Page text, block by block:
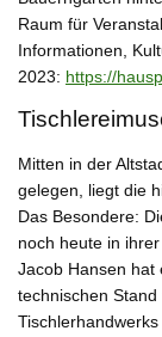
Raum für
Informationen,
2023: https://
Mitten in der
gelegen, liegt die
Das Besondere:
noch heute in
Jacob Hansen hat
technischen